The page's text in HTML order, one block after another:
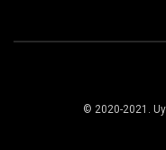
© 2020-2021.